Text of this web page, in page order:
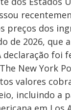
preços dos
de 2026, que
declaração foi
New York
valores
incluindo a